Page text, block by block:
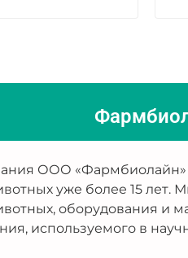
ООО «Фармбиолайн»
уже более 15
оборудования и
используемого в